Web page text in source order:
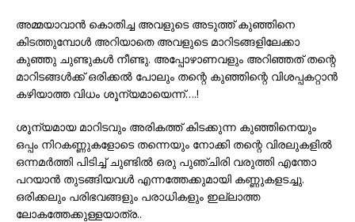
അമ്മയാവാൻ കൊതിച്ച അവളുടെ അടുത്ത് കുഞ്ഞിനെ
കിടത്തുമ്പോൾ അറിയാതെ അവളുടെ മാറിടങ്ങളിലേക്കാ
കുഞ്ഞു ചുണ്ടുകൾ നീണ്ടു. അപ്പോഴാണവളും അറിഞ്ഞത് തന്റെ
മാറിടങ്ങൾക്ക്‌ ഒരിക്കൽ പോലും തന്റെ കുഞ്ഞിന്റെ വിശപ്പകറ്റാൻ
കഴിയാത്ത വിധം ശൂന്യമായെന്ന്….!
ശൂന്യമായ മാറിടവും അരികത്ത് കിടക്കുന്ന കുഞ്ഞിനെയും
ഒപ്പം നിറകണ്ണുകളോടെ തന്നെയും നോക്കി തന്റെ വിരലുകളിൽ
ഒന്നമർത്തി പിടിച്ച് ചുണ്ടിൽ ഒരു പുഞ്ചിരി വരുത്തി എന്തോ
പറയാൻ തുടങ്ങിയവൾ എന്നത്തേക്കുമായി കണ്ണുകളടച്ചു.
ഒരിക്കലും പരിഭവങ്ങളും പരാധികളും ഇല്ലാത്ത
ലോകത്തേക്കുള്ളയാത്ര..